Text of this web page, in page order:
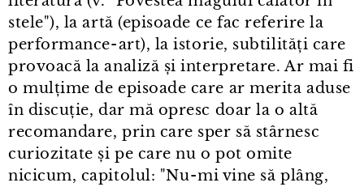
stele"), la artă (episoade ce fac referire la
performance⁠-⁠art), la istorie, subtilități care
provoacă la analiză și interpretare. Ar mai fi
o mulțime de episoade care ar merita aduse
în discuție, dar mă opresc doar la o altă
recomandare, prin care sper să stârnesc
curiozitate și pe care nu o pot omite
nicicum, capitolul: "Nu⁠-⁠mi vine să plâng,